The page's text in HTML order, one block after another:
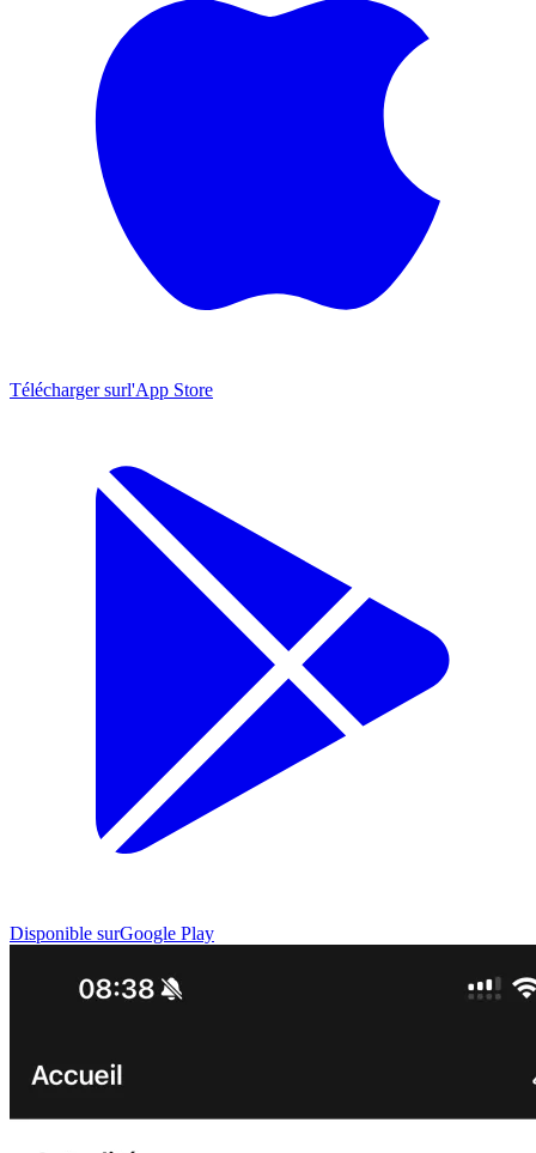
Télécharger surl'App Store
Disponible surGoogle Play